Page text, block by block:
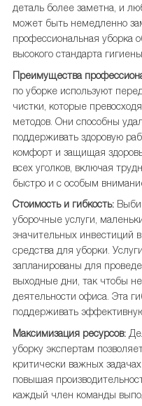
деталь более заметна, и
может быть немедленно
профессиональная уборка
высокого стандарта
Преимущества
по уборке используют
чистки, которые
методов. Они способны
поддерживать здоровую
комфорт и защищая
всех уголков, включая
быстро и с особым
Стоимость и гибкость:
уборочные услуги,
значительных инвестиций
средства для уборки.
запланированы для
выходные дни, так чтобы
деятельности офиса. Эта
поддерживать
Максимизация ресурсов:
уборку экспертам
критически важных
повышая
каждый член команды